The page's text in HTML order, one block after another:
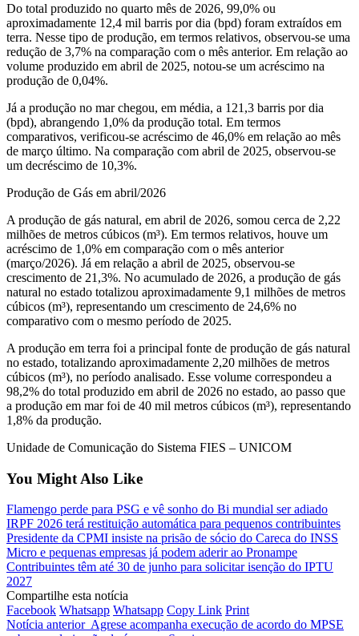
Do total produzido no quarto mês de 2026, 99,0% ou
aproximadamente 12,4 mil barris por dia (bpd) foram extraídos em
terra. Nesse tipo de produção, em termos relativos, observou-se uma
redução de 3,7% na comparação com o mês anterior. Em relação ao
volume produzido em abril de 2025, notou-se um acréscimo na
produção de 0,04%.
Já a produção no mar chegou, em média, a 121,3 barris por dia
(bpd), abrangendo 1,0% da produção total. Em termos
comparativos, verificou-se acréscimo de 46,0% em relação ao mês
de março último. Na comparação com abril de 2025, observou-se
um decréscimo de 10,3%.
Produção de Gás em abril/2026
A produção de gás natural, em abril de 2026, somou cerca de 2,22
milhões de metros cúbicos (m³). Em termos relativos, houve um
acréscimo de 1,0% em comparação com o mês anterior
(março/2026). Já em relação a abril de 2025, observou-se
crescimento de 21,3%. No acumulado de 2026, a produção de gás
natural no estado totalizou aproximadamente 9,1 milhões de metros
cúbicos (m³), representando um crescimento de 24,6% no
comparativo com o mesmo período de 2025.
A produção em terra foi a principal fonte de produção de gás natural
no estado, totalizando aproximadamente 2,20 milhões de metros
cúbicos (m³), no período analisado. Esse volume correspondeu a
98,2% do total produzido em abril de 2026 no estado, ao passo que
a produção em mar foi de 40 mil metros cúbicos (m³), representando
1,8% da produção.
Unidade de Comunicação do Sistema FIES – UNICOM
You Might Also Like
Flamengo perde para PSG e vê sonho do Bi mundial ser adiado
IRPF 2026 terá restituição automática para pequenos contribuintes
Presidente da CPMI insiste na prisão de sócio do Careca do INSS
Micro e pequenas empresas já podem aderir ao Pronampe
Contribuintes têm até 30 de junho para solicitar isenção do IPTU
2027
Compartilhe esta notícia
Facebook Whatsapp Whatsapp Copy Link Print
Notícia anterior Agrese acompanha execução de acordo do MPSE